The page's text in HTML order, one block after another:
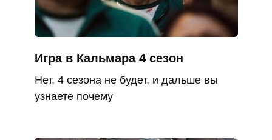
Игра в Кальмара 4 сезон
Нет, 4 сезона не будет, и дальше вы
узнаете почему